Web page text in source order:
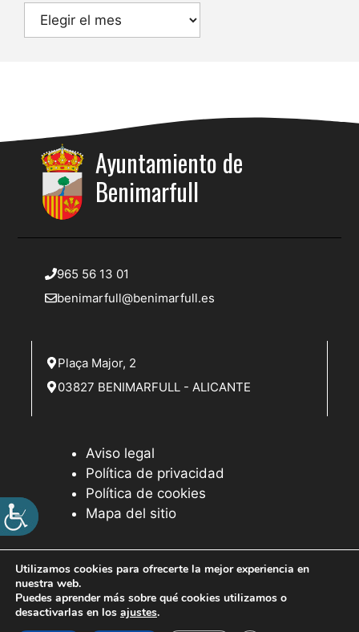
Archivos
Ayuntamiento de
Benimarfull
965 56 13 01
benimarfull@benimarfull.es
Plaça Major, 2
03827 BENIMARFULL - ALICANTE
Aviso legal
Política de privacidad
Política de cookies
Mapa del sitio
© 2026 Web desarrollada por el Servicio de Informática de
Diputación de Alicante
Utilizamos cookies para ofrecerte la mejor experiencia en
nuestra web.
Puedes aprender más sobre qué cookies utilizamos o
desactivarlas en los ajustes.